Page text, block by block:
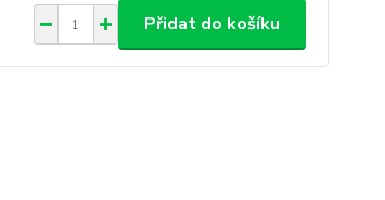
Přidat do košíku